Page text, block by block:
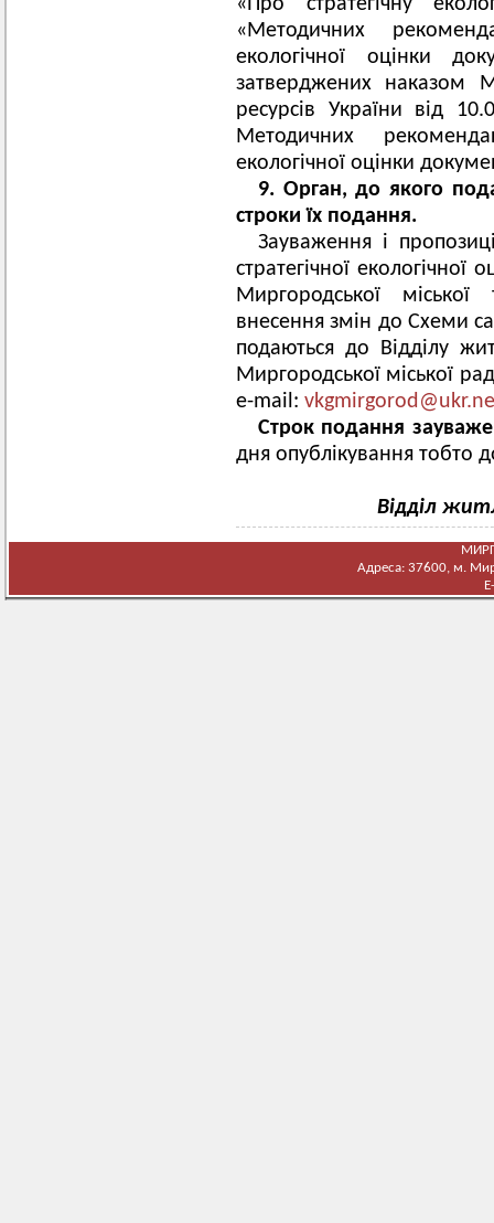
«Про стратегічну
«Методичних
екологічної оцінки
затверджених наказом
ресурсів України від
Методичних
екологічної оцінки
9. Орган, до якого
строки їх подання.
Зауваження і
стратегічної
Миргородської
внесення змін до Схеми
подаються до Відділу
Миргородської міської
e-mail:
Строк подання
дня опублікування тобто
Відділ
Адреса: 37600, м.